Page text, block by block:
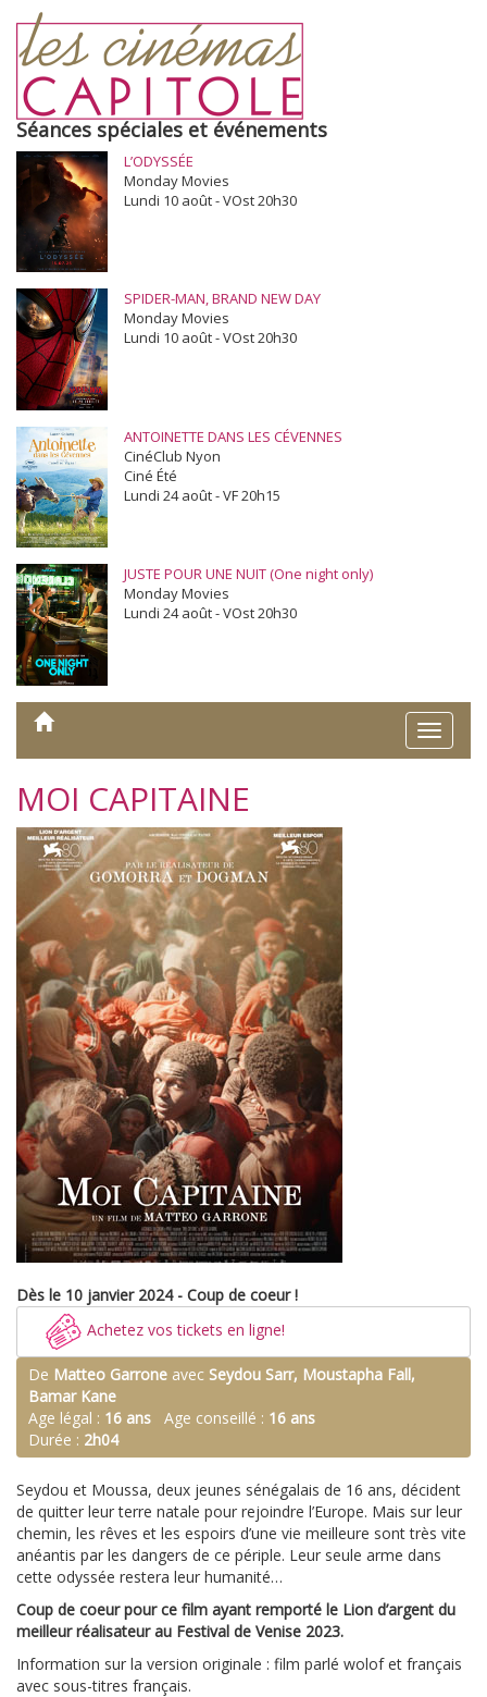
Séances spéciales et événements
L’ODYSSÉE
Monday Movies
Lundi 10 août - VOst 20h30
SPIDER-MAN, BRAND NEW DAY
Monday Movies
Lundi 10 août - VOst 20h30
ANTOINETTE DANS LES CÉVENNES
CinéClub Nyon
Ciné Été
Lundi 24 août - VF 20h15
JUSTE POUR UNE NUIT (One night only)
Monday Movies
Lundi 24 août - VOst 20h30
Toggle
MOI CAPITAINE
Dès le 10 janvier 2024 - Coup de coeur !
Achetez vos tickets en ligne!
De Matteo Garrone avec Seydou Sarr, Moustapha Fall,
Bamar Kane
Age légal : 16 ans Age conseillé : 16 ans
Durée : 2h04
Seydou et Moussa, deux jeunes sénégalais de 16 ans, décident
de quitter leur terre natale pour rejoindre l’Europe. Mais sur leur
chemin, les rêves et les espoirs d’une vie meilleure sont très vite
anéantis par les dangers de ce périple. Leur seule arme dans
cette odyssée restera leur humanité…
Coup de coeur pour ce film ayant remporté le Lion d’argent du
meilleur réalisateur au Festival de Venise 2023.
Information sur la version originale : film parlé wolof et français
avec sous-titres français.